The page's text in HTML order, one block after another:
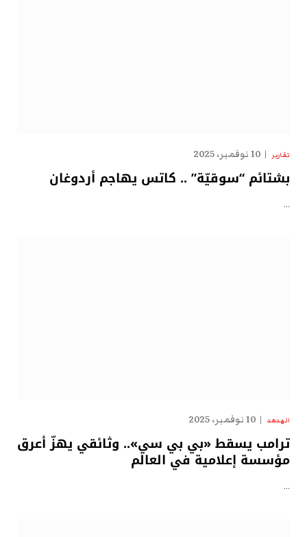
تقارير 10 نوفمبر، 2025
بشتائم “سوقيّة” .. كاتس يهاجم أردوغان
…
الهدهد 10 نوفمبر، 2025
ترامب يسقط «بي بي سي».. وثائقي يهزّ أعرق
مؤسسة إعلامية في العالم
…